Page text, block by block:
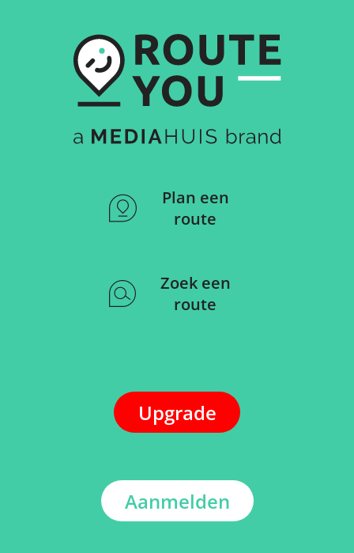
Plan een
route
Zoek een
route
Upgrade
Aanmelden